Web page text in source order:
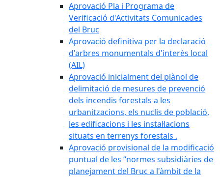
Aprovació Pla i Programa de
Verificació d'Activitats Comunicades
del Bruc
Aprovació definitiva per la declaració
d'arbres monumentals d'interès local
(AIL)
Aprovació inicialment del plànol de
delimitació de mesures de prevenció
dels incendis forestals a les
urbanitzacions, els nuclis de població,
les edificacions i les instal·lacions
situats en terrenys forestals .
Aprovació provisional de la modificació
puntual de les “normes subsidiàries de
planejament del Bruc a l'àmbit de la